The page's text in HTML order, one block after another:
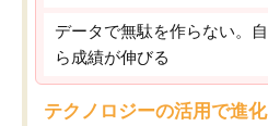
データで無駄を作らない。
ら成績が伸びる
テクノロジーの活用で進